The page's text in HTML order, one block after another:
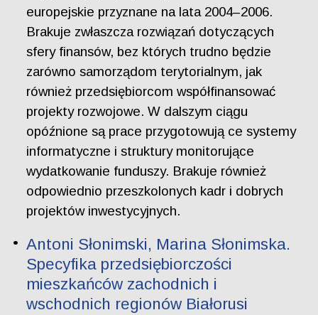
europejskie przyznane na lata 2004–2006.
Brakuje zwłaszcza rozwiązań dotyczących
sfery finansów, bez których trudno będzie
zarówno samorządom terytorialnym, jak
również przedsiębiorcom współfinansować
projekty rozwojowe. W dalszym ciągu
opóźnione są prace przygotowują ce systemy
informatyczne i struktury monitorujące
wydatkowanie funduszy. Brakuje również
odpowiednio przeszkolonych kadr i dobrych
projektów inwestycyjnych.
Antoni Słonimski, Marina Słonimska.
Specyfika przedsiębiorczości
mieszkańców zachodnich i
wschodnich regionów Białorusi